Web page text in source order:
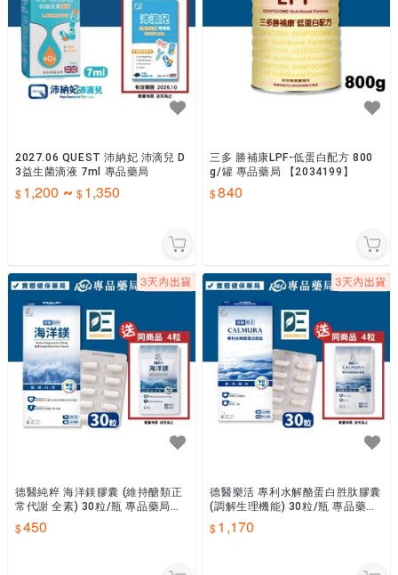
2027.06 QUEST 沛納妃 沛滴兒 D
3益生菌滴液 7ml 專品藥局
1,200 ~ 1,350
三多 勝補康LPF-低蛋白配方 800
g/罐 專品藥局 【2034199】
840
德醫純粹 海洋鎂膠囊 (維持醣類正
常代謝 全素) 30粒/瓶 專品藥局
【2033931】
450
德醫樂活 專利水解酪蛋白胜肽膠囊
(調解生理機能) 30粒/瓶 專品藥局
【2033930】
1,170